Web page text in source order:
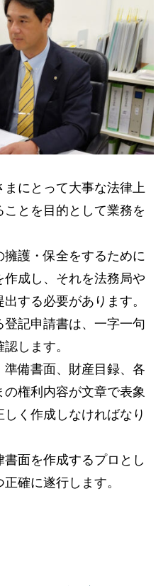
にとって大事な法律上
とを目的として業務を
護・保全をするために
成し、それを法務局や
する必要があります。
記申請書は、一字一句
します。
備書面、財産目録、各
権利内容が文章で表象
く作成しなければなり
面を作成するプロとし
確に遂行します。